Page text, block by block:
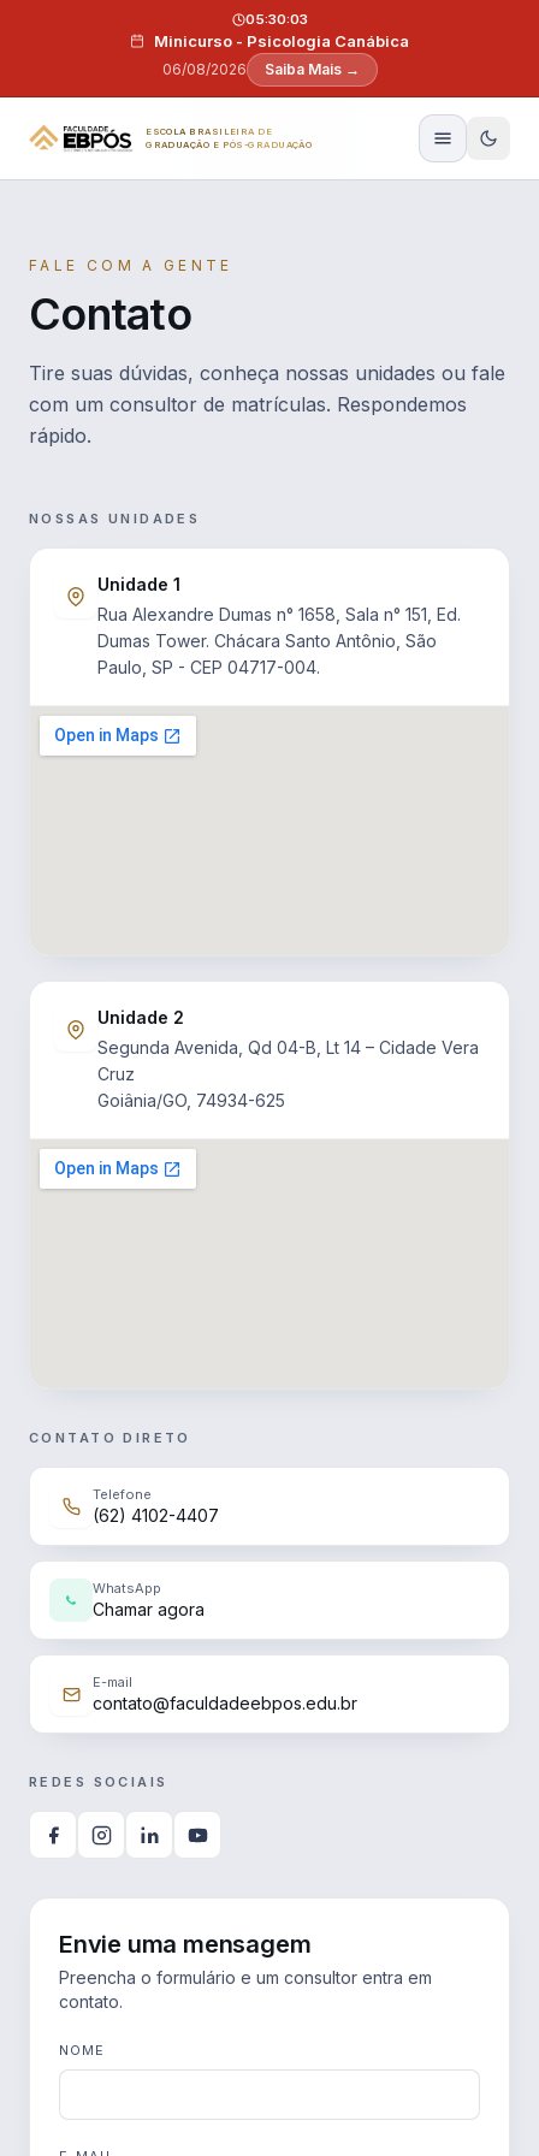
Minicurso - Psicologia Canábica
06/08/2026
05:30:02
Saiba Mais →
ESCOLA BRASILEIRA DE
GRADUAÇÃO E PÓS-GRADUAÇÃO
FALE COM A GENTE
Contato
Tire suas dúvidas, conheça nossas unidades ou fale
com um consultor de matrículas. Respondemos
rápido.
NOSSAS UNIDADES
Unidade 1
Rua Alexandre Dumas n° 1658, Sala n° 151, Ed.
Dumas Tower. Chácara Santo Antônio, São
Paulo, SP - CEP 04717-004.
Unidade 2
Segunda Avenida, Qd 04-B, Lt 14 – Cidade Vera
Cruz
Goiânia/GO, 74934-625
CONTATO DIRETO
Telefone
(62) 4102-4407
WhatsApp
Chamar agora
E-mail
contato@faculdadeebpos.edu.br
REDES SOCIAIS
Envie uma mensagem
Preencha o formulário e um consultor entra em
contato.
NOME